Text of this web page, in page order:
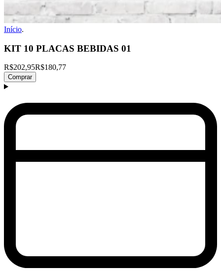
Início.
KIT 10 PLACAS BEBIDAS 01
R$202,95R$180,77
Comprar